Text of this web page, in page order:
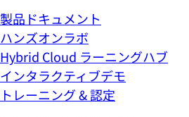
製品ドキュメント
ハンズオンラボ
Hybrid Cloud ラーニングハブ
インタラクティブデモ
トレーニング & 認定